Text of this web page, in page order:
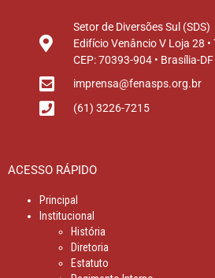
Setor de Diversões Sul (SDS)
Edifício Venâncio V Loja 28 •
CEP: 70393-904 • Brasília-DF
imprensa@fenasps.org.br
(61) 3226-7215
ACESSO RÁPIDO
Principal
Institucional
História
Diretoria
Estatuto